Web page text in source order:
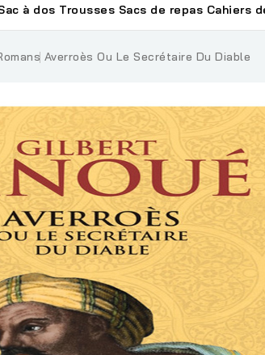
à dos Trousses Sacs de repas Cahiers
Averroès Ou Le Secrétaire Du Diable